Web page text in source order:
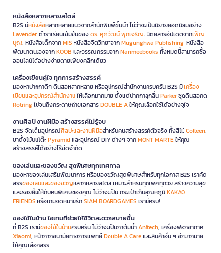
หนังสือหลากหลายสไตล์
B2S มีหนังสือหลากหลายแนวจากสำนักพิมพ์ชั้นนำ ไม่ว่าจะเป็นนิยายยอดนิยมอย่าง
Lavender, ตำราเรียนเข้มข้นของดร. ศุภวัฒน์ พุกเจริญ, นิตยสารอัปเดตจากเพ็ญ
บุญ, หนังสือเด็กจากMIS หนังสือจิตวิทยาจากMugunghwa Publishing, หนังสือ
พัฒนาตนเองจากKOOB และวรรณกรรมจากNanmeebooks ทั้งหมดนี้สามารถซื้อ
ออนไลน์ได้อย่างง่ายดายเพียงคลิกเดียว
เครื่องเขียนคู่ใจ ทุกการสร้างสรรค์
มองหาปากกาดีๆ ดินสอหลากหลาย หรืออุปกรณ์สำนักงานครบครัน B2S มีเครื่อง
เขียนและอุปกรณ์สำนักงานให้เลือกมากมาย ตั้งแต่ปากกาลูกลื่นParkerชุดดินสอกด
Rotringไปจนถึงกระดาษถ่ายเอกสารDOUBLE Aให้คุณเลือกใช้ได้อย่างจุใจ
งานศิลป์ งานฝีมือ สร้างสรรค์ไม่รู้จบ
B2S จัดเต็มอุปกรณ์ศิลปะและงานฝีมือสำหรับคนสร้างสรรค์ตัวจริง ทั้งสีไม้Colleen,
ขาตั้งไม้บนโต๊ะPyramidและอุปกรณ์ DIY ต่างๆ จากMONT MARTEให้คุณ
สร้างสรรค์ได้อย่างไร้ขีดจำกัด
ของเล่นและของขวัญ สุดพิเศษทุกเทศกาล
มองหาของเล่นเสริมพัฒนาการ หรือของขวัญสุดพิเศษสำหรับทุกโอกาส B2S เราคัด
สรรของเล่นและของขวัญหลากหลายสไตล์ เหมาะสำหรับทุกเพศทุกวัย สร้างความสุข
และรอยยิ้มให้กับคนพิเศษของคุณ ไม่ว่าจะเป็น กระเป๋าเก็บอุณหภูมิKAKAO
FRIENDS หรือเกมจดหมายรักSIAM BOARDGAMES เรามีครบ!
ของใช้ในบ้าน ไอเทมที่ช่วยให้ชีวิตสะดวกสบายขึ้น
ที่ B2S เรามีของใช้ในบ้านครบครัน ไม่ว่าจะเป็นกาต้มน้ำAnitech, เครื่องฟอกอากาศ
Xiaomi, หน้ากากอนามัยทางการแพทย์Double A Careและสินค้าอื่น ๆ อีกมากมาย
ให้คุณเลือกสรร